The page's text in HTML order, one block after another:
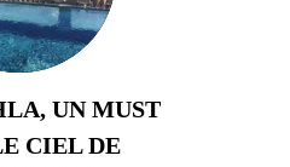
UN MUST
CIEL DE